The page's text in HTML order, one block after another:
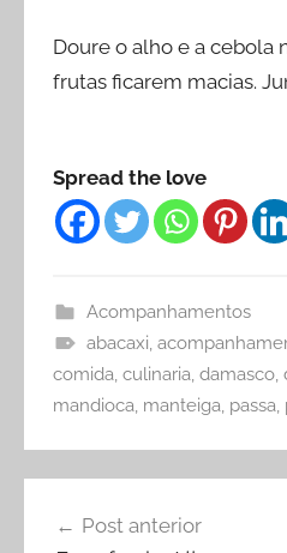
Doure o alho e a cebola
frutas ficarem macias.
Spread the love
Acompanhamentos
abacaxi
comida culinaria damasco
mandioca manteiga passa
de
Post anterior